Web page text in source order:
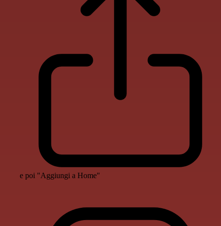
e poi "Aggiungi a Home"